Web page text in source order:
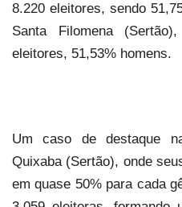
8.220 eleitores, sendo
Santa Filomena
eleitores, 51,53% homens.
Um caso de destaque
Quixaba (Sertão), onde
em quase 50% para cada